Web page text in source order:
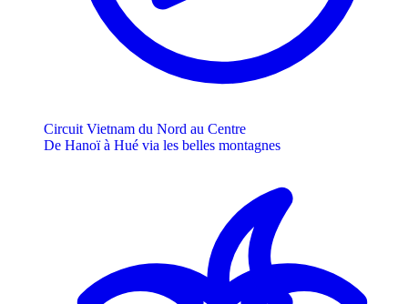
Circuit Vietnam du Nord au Centre
De Hanoï à Hué via les belles montagnes